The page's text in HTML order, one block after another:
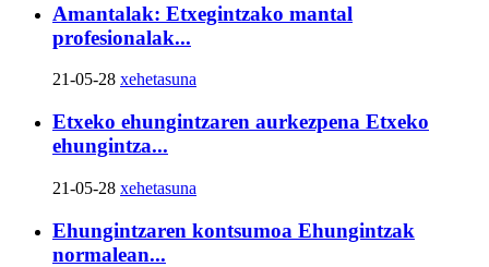
Amantalak: Etxegintzako mantal
profesionalak...
21-05-28 xehetasuna
Etxeko ehungintzaren aurkezpena Etxeko
ehungintza...
21-05-28 xehetasuna
Ehungintzaren kontsumoa Ehungintzak
normalean...